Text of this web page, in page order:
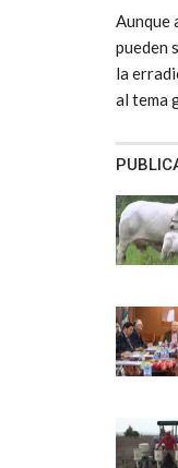
Aunque
pueden
la
al tema